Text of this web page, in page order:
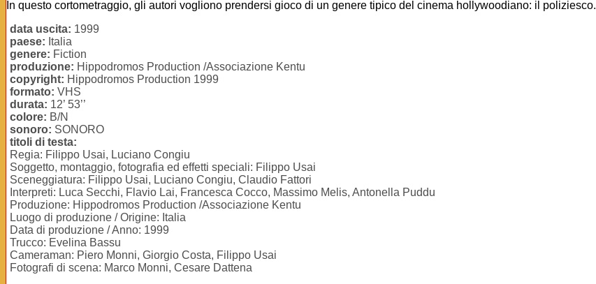
In questo cortometraggio, gli autori vogliono prendersi gioco di un genere tipico del cinema hollywoodiano: il poliziesco.
data uscita: 1999
paese: Italia
genere: Fiction
produzione: Hippodromos Production /Associazione Kentu
copyright: Hippodromos Production 1999
formato: VHS
durata: 12’ 53’’
colore: B/N
sonoro: SONORO
titoli di testa:
Regia: Filippo Usai, Luciano Congiu
Soggetto, montaggio, fotografia ed effetti speciali: Filippo Usai
Sceneggiatura: Filippo Usai, Luciano Congiu, Claudio Fattori
Interpreti: Luca Secchi, Flavio Lai, Francesca Cocco, Massimo Melis, Antonella Puddu
Produzione: Hippodromos Production /Associazione Kentu
Luogo di produzione / Origine: Italia
Data di produzione / Anno: 1999
Trucco: Evelina Bassu
Cameraman: Piero Monni, Giorgio Costa, Filippo Usai
Fotografi di scena: Marco Monni, Cesare Dattena